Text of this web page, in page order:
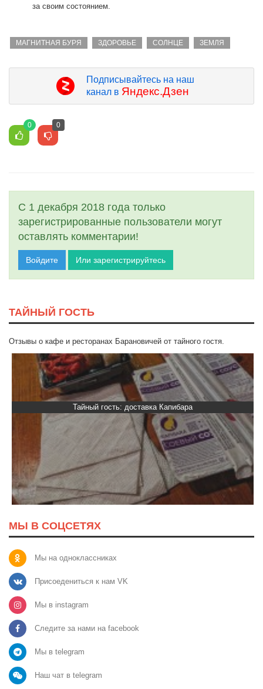
за своим состоянием.
МАГНИТНАЯ БУРЯ ЗДОРОВЬЕ СОЛНЦЕ ЗЕМЛЯ
Подписывайтесь на наш
канал в Яндекс.Дзен
0 0
С 1 декабря 2018 года только
зарегистрированные пользователи могут
оставлять комментарии!
Войдите Или зарегистрируйтесь
ТАЙНЫЙ ГОСТЬ
Отзывы о кафе и ресторанах Барановичей от тайного гостя.
Тайный гость: доставка Капибара
МЫ В СОЦСЕТЯХ
Мы на одноклассниках
Присоедениться к нам VK
Мы в instagram
Следите за нами на facebook
Мы в telegram
Наш чат в telegram